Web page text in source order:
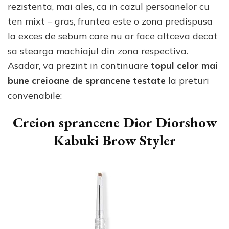
rezistenta, mai ales, ca in cazul persoanelor cu
ten mixt – gras, fruntea este o zona predispusa
la exces de sebum care nu ar face altceva decat
sa stearga machiajul din zona respectiva.
Asadar, va prezint in continuare topul celor mai
bune creioane de sprancene testate la preturi
convenabile:
Creion sprancene Dior Diorshow
Kabuki Brow Styler